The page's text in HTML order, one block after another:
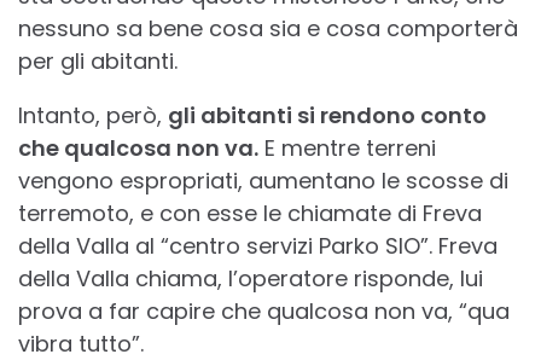
nessuno sa bene cosa sia e cosa comporterà
per gli abitanti.
Intanto, però, gli abitanti si rendono conto
che qualcosa non va. E mentre terreni
vengono espropriati, aumentano le scosse di
terremoto, e con esse le chiamate di Freva
della Valla al “centro servizi Parko SIO”. Freva
della Valla chiama, l’operatore risponde, lui
prova a far capire che qualcosa non va, “qua
vibra tutto”.